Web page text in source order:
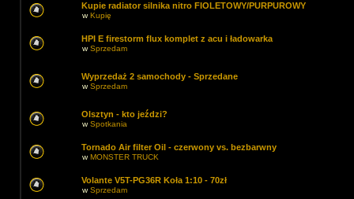
Kupie radiator silnika nitro FIOLETOWY/PURPUROWY
wKupię
HPI E firestorm flux komplet z acu i ładowarka
wSprzedam
Wyprzedaż 2 samochody - Sprzedane
wSprzedam
Olsztyn - kto jeździ?
wSpotkania
Tornado Air filter Oil - czerwony vs. bezbarwny
wMONSTER TRUCK
Volante V5T-PG36R Koła 1:10 - 70zł
wSprzedam